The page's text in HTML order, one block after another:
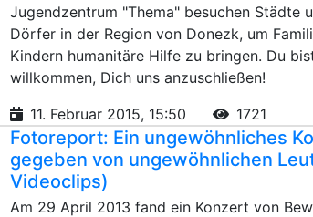
Jugendzentrum "Thema" besuchen Städte
Dörfer in der Region von Donezk, um
Kindern humanitäre Hilfe zu bringen. Du
willkommen, Dich uns anzuschließen!
11. Februar 2015, 15:50
1721
Fotoreport: Ein ungewöhnliches
gegeben von ungewöhnlichen
Videoclips)
Am 29 April 2013 fand ein Konzert von